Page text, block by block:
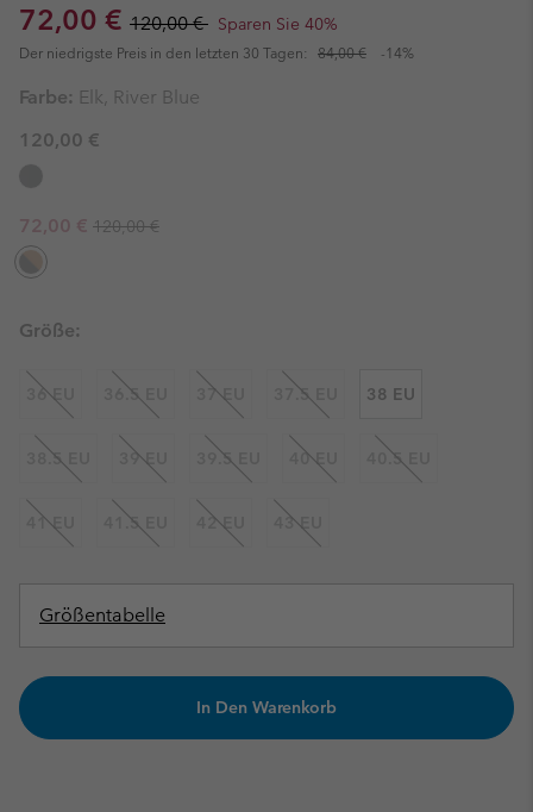
Sale price:
72,00 € Regular price:
120,00 € Sparen Sie 40%
Der niedrigste Preis in den letzten 30 Tagen: 84,00 € -14%
Farbe: Elk, River Blue
120,00 €
Sale price:
72,00 € Regular price:
120,00 €
Größe:
36 EU 36.5 EU 37 EU 37.5 EU 38 EU
38.5 EU 39 EU 39.5 EU 40 EU 40.5 EU
41 EU 41.5 EU 42 EU 43 EU
Größentabelle
In Den Warenkorb